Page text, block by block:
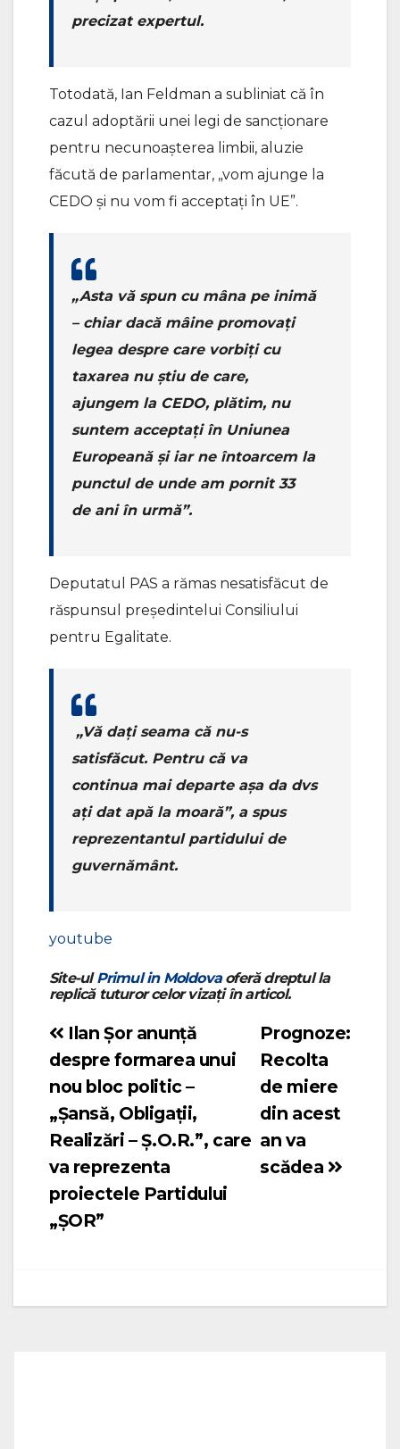
precizat expertul.
Totodată, Ian Feldman a subliniat că în
cazul adoptării unei legi de sancționare
pentru necunoașterea limbii, aluzie
făcută de parlamentar, „vom ajunge la
CEDO și nu vom fi acceptați în UE”.
„Asta vă spun cu mâna pe inimă
– chiar dacă mâine promovați
legea despre care vorbiți cu
taxarea nu știu de care,
ajungem la CEDO, plătim, nu
suntem acceptați în Uniunea
Europeană și iar ne întoarcem la
punctul de unde am pornit 33
de ani în urmă”.
Deputatul PAS a rămas nesatisfăcut de
răspunsul președintelui Consiliului
pentru Egalitate.
„Vă dați seama că nu-s
satisfăcut. Pentru că va
continua mai departe așa da dvs
ați dat apă la moară”, a spus
reprezentantul partidului de
guvernământ.
youtube
Site-ulPrimul in Moldovaoferă dreptul la
replică tuturor celor vizați în articol.
Navigare
în
articole
Prognoze:
Recolta
de miere
din acest
an va
scădea
Ilan Șor anunță
despre formarea unui
nou bloc politic –
„Șansă, Obligații,
Realizări – Ș.O.R.”, care
va reprezenta
proiectele Partidului
„ȘOR”